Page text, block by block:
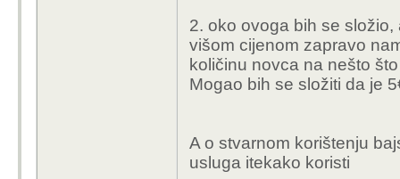
po pola sata,
htio isprobati i nije
Za to vrijeme neki car
samo 5€ (što nije
2. oko ovoga bih se
višom cijenom zapravo
količinu novca na nešto
Mogao bih se složiti da je
A o stvarnom korištenju
usluga itekako koristi